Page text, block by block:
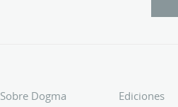
Sobre Dogma Ediciones